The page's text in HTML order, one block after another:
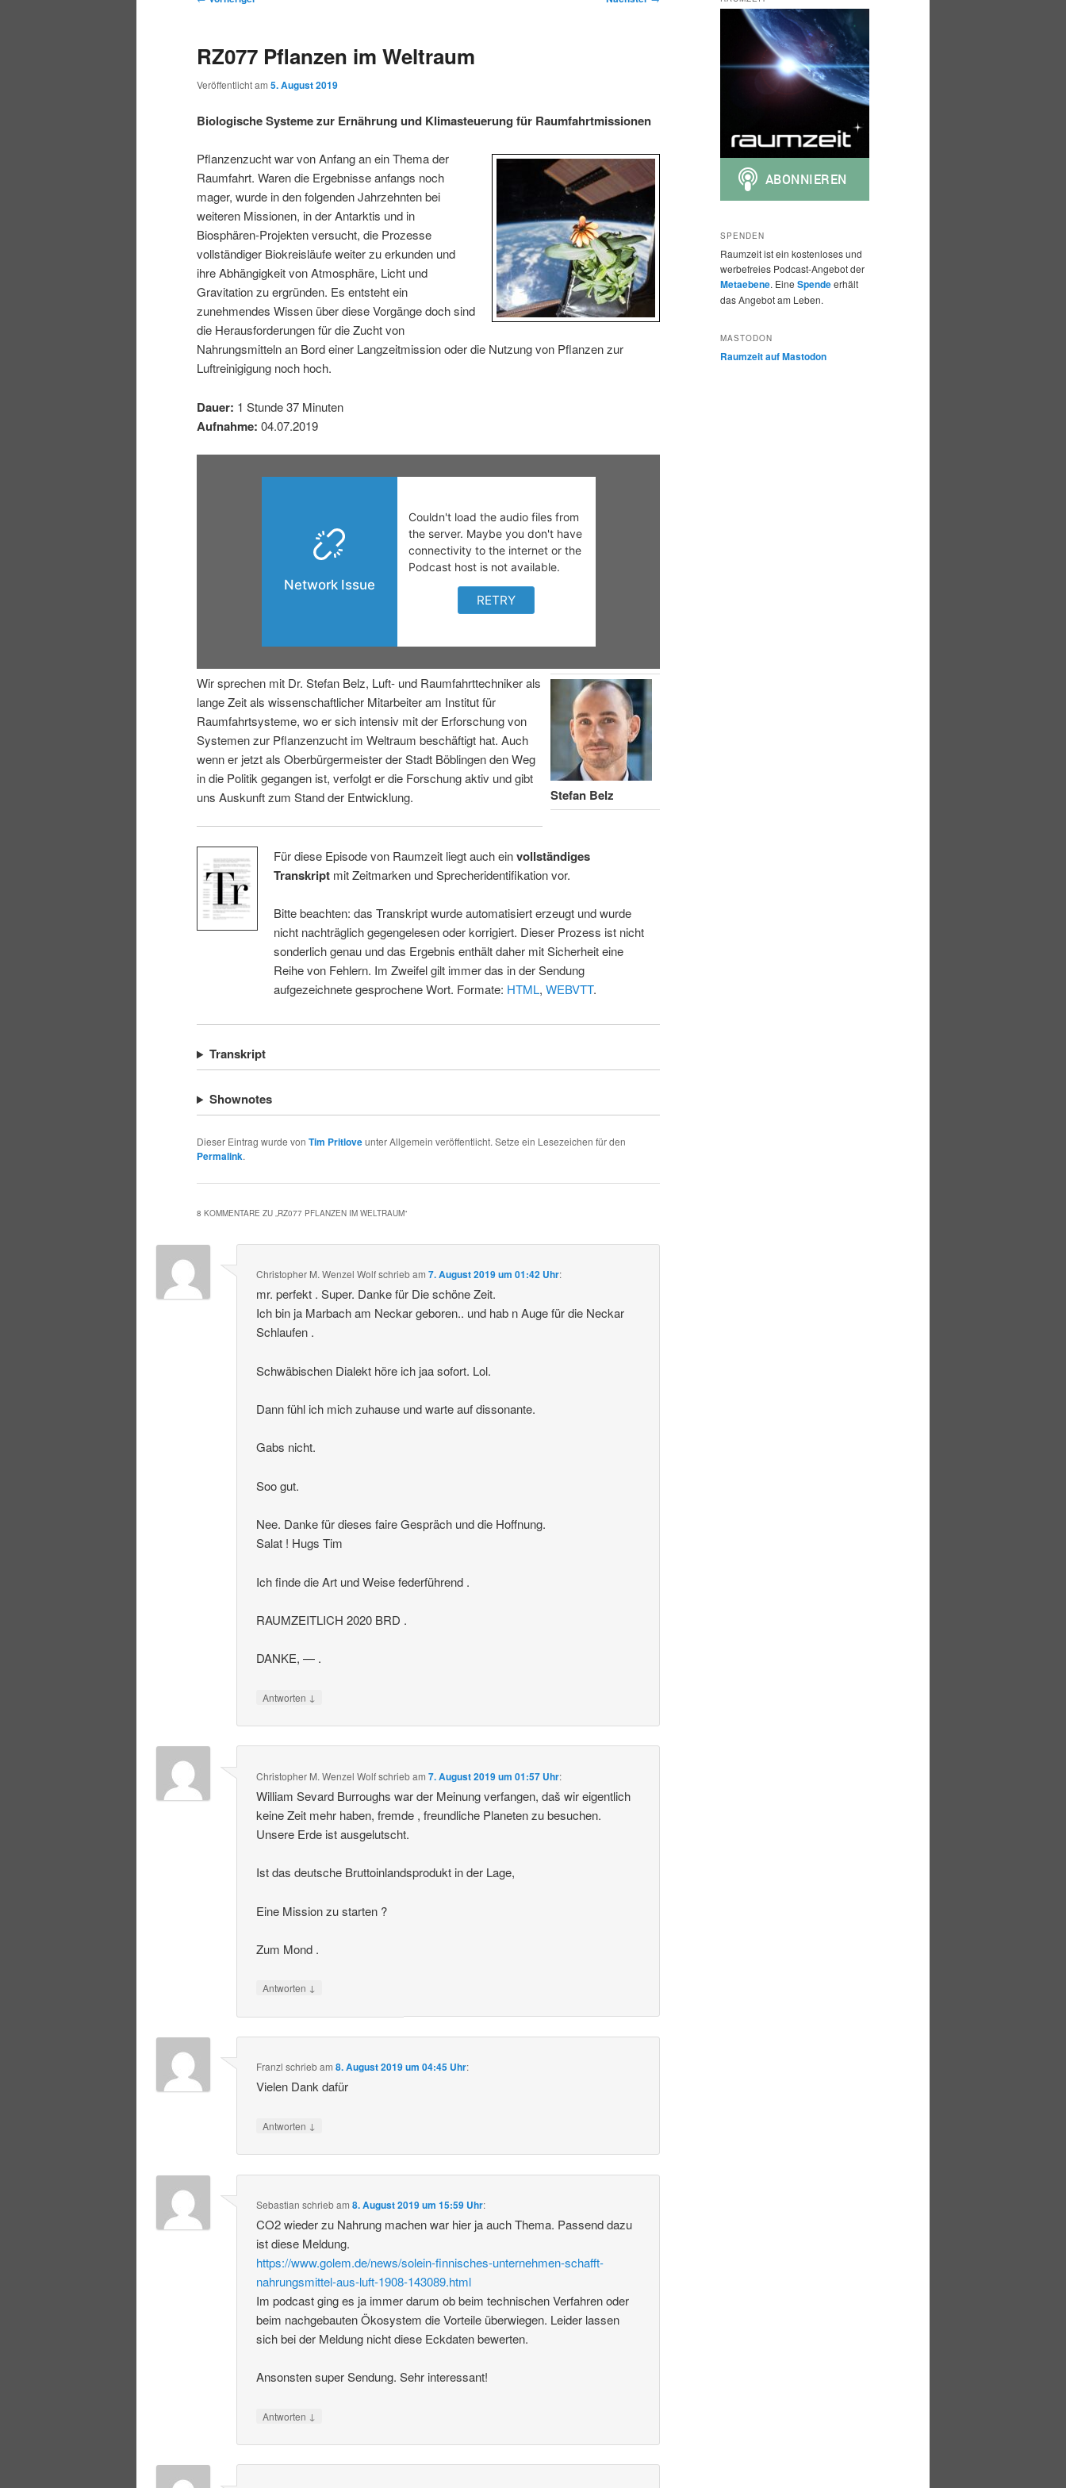
p
m
ä
r
e
n
I
n
h
r
i
n
g
e
n
s
u
n
d
ä
r
e
n
I
s
p
r
i
n
g
e
t
a
s
a
v
i
g
a
t
i
o
n
RZ077 Pflanzen im Weltraum
Veröffentlicht am 5. August 2019
Biologische Systeme zur Ernährung und Klimasteuerung für Raumfahrtmissionen
Pflanzenzucht war von Anfang an ein Thema der
Raumfahrt. Waren die Ergebnisse anfangs noch
mager, wurde in den folgenden Jahrzehnten bei
weiteren Missionen, in der Antarktis und in
Biosphären-Projekten versucht, die Prozesse
vollständiger Biokreisläufe weiter zu erkunden und
ihre Abhängigkeit von Atmosphäre, Licht und
Gravitation zu ergründen. Es entsteht ein
zunehmendes Wissen über diese Vorgänge doch sind
die Herausforderungen für die Zucht von
Nahrungsmitteln an Bord einer Langzeitmission oder die Nutzung von Pflanzen zur
Luftreinigigung noch hoch.
Dauer: 1 Stunde 37 Minuten
Aufnahme: 04.07.2019
Stefan Belz
Wir sprechen mit Dr. Stefan Belz, Luft- und Raumfahrttechniker als
lange Zeit als wissenschaftlicher Mitarbeiter am Institut für
Raumfahrtsysteme, wo er sich intensiv mit der Erforschung von
Systemen zur Pflanzenzucht im Weltraum beschäftigt hat. Auch
wenn er jetzt als Oberbürgermeister der Stadt Böblingen den Weg
in die Politik gegangen ist, verfolgt er die Forschung aktiv und gibt
uns Auskunft zum Stand der Entwicklung.
Für diese Episode von Raumzeit liegt auch einvollständiges
Transkriptmit Zeitmarken und Sprecheridentifikation vor.
Bitte beachten: das Transkript wurde automatisiert erzeugt und wurde
nicht nachträglich gegengelesen oder korrigiert. Dieser Prozess ist nicht
sonderlich genau und das Ergebnis enthält daher mit Sicherheit eine
Reihe von Fehlern. Im Zweifel gilt immer das in der Sendung
aufgezeichnete gesprochene Wort. Formate: HTML, WEBVTT.
Transkript
Shownotes
Dieser Eintrag wurde von Tim Pritloveunter Allgemein veröffentlicht. Setze ein Lesezeichen für den
Permalink.
8 KOMMENTARE ZU „RZ077 PFLANZEN IM WELTRAUM“
Christopher M. Wenzel Wolfschriebam7. August 2019 um 01:42 Uhr:
mr. perfekt . Super. Danke für Die schöne Zeit.
Ich bin ja Marbach am Neckar geboren.. und hab n Auge für die Neckar
Schlaufen .
Schwäbischen Dialekt höre ich jaa sofort. Lol.
Dann fühl ich mich zuhause und warte auf dissonante.
Gabs nicht.
Soo gut.
Nee. Danke für dieses faire Gespräch und die Hoffnung.
Salat ! Hugs Tim
Ich finde die Art und Weise federführend .
RAUMZEITLICH 2020 BRD .
DANKE, — .
Antworten ↓
Christopher M. Wenzel Wolfschriebam7. August 2019 um 01:57 Uhr:
William Sevard Burroughs war der Meinung verfangen, daš wir eigentlich
keine Zeit mehr haben, fremde , freundliche Planeten zu besuchen.
Unsere Erde ist ausgelutscht.
Ist das deutsche Bruttoinlandsprodukt in der Lage,
Eine Mission zu starten ?
Zum Mond .
Antworten ↓
Franzl schriebam8. August 2019 um 04:45 Uhr:
Vielen Dank dafür
Antworten ↓
Sebastian schriebam8. August 2019 um 15:59 Uhr:
CO2 wieder zu Nahrung machen war hier ja auch Thema. Passend dazu
ist diese Meldung.
https://www.golem.de/news/solein-finnisches-unternehmen-schafft-
nahrungsmittel-aus-luft-1908-143089.html
Im podcast ging es ja immer darum ob beim technischen Verfahren oder
beim nachgebauten Ökosystem die Vorteile überwiegen. Leider lassen
sich bei der Meldung nicht diese Eckdaten bewerten.
Ansonsten super Sendung. Sehr interessant!
Antworten ↓
SPENDEN
Raumzeit ist ein kostenloses und
werbefreies Podcast-Angebot der
Metaebene. Eine Spendeerhält
das Angebot am Leben.
MASTODON
Raumzeit auf Mastodon